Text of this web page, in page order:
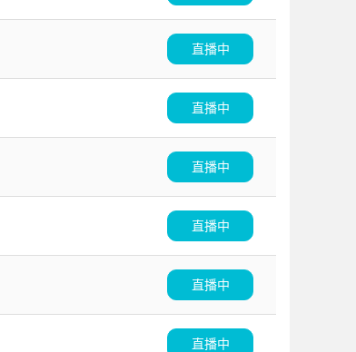
直播中
直播中
直播中
直播中
直播中
直播中